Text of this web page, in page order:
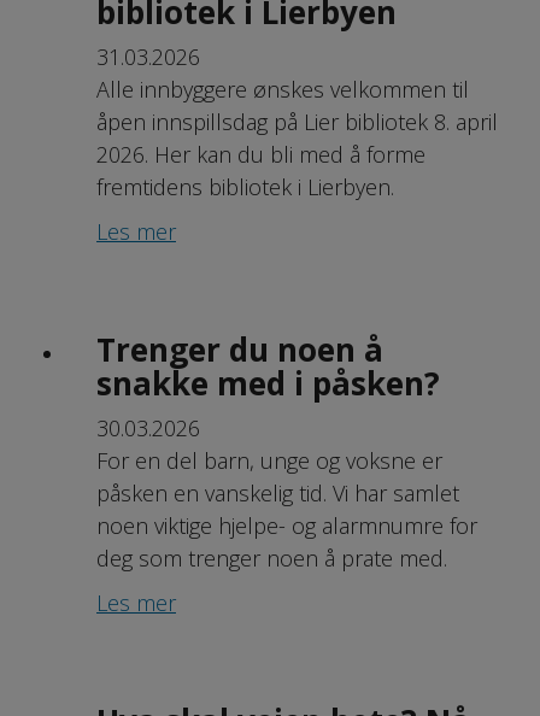
bibliotek i Lierbyen
31.03.2026
Alle innbyggere ønskes velkommen til
åpen innspillsdag på Lier bibliotek 8. april
2026. Her kan du bli med å forme
fremtidens bibliotek i Lierbyen.
Les mer
Trenger du noen å
snakke med i påsken?
30.03.2026
For en del barn, unge og voksne er
påsken en vanskelig tid. Vi har samlet
noen viktige hjelpe- og alarmnumre for
deg som trenger noen å prate med.
Les mer